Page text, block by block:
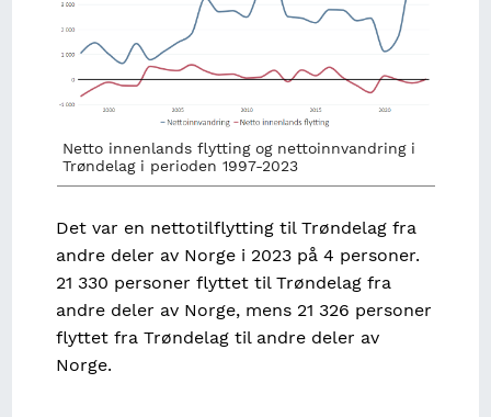
Netto innenlands flytting og nettoinnvandring i
Trøndelag i perioden 1997-2023
Det var en nettotilflytting til Trøndelag fra
andre deler av Norge i 2023 på 4 personer.
21 330 personer flyttet til Trøndelag fra
andre deler av Norge, mens 21 326 personer
flyttet fra Trøndelag til andre deler av
Norge.